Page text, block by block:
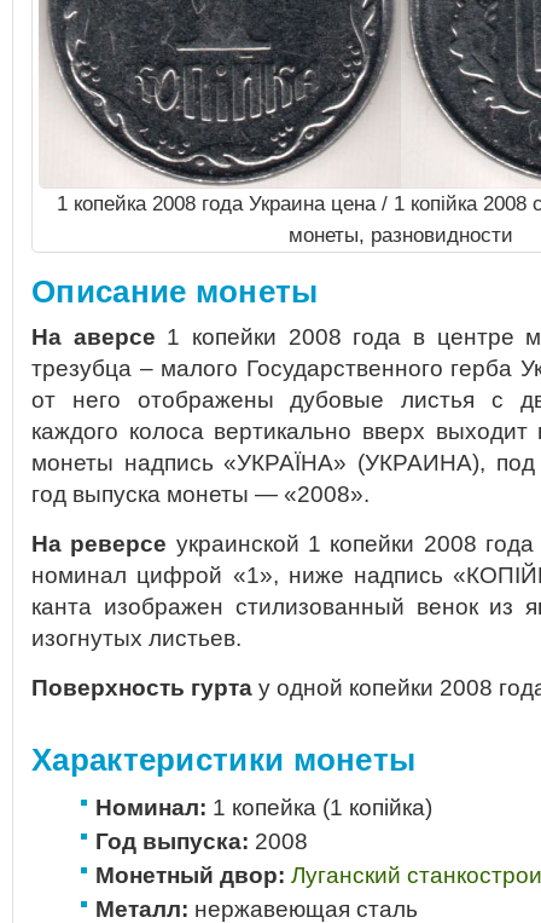
1 копейка 2008 года Украина цена / 1 копійка 2008
монеты, разновидности
Описание монеты
На аверсе 1 копейки 2008 года в центре
трезубца – малого Государственного герба
от него отображены дубовые листья с
каждого колоса вертикально вверх
монеты надпись «УКРАЇНА» (УКРАИНА), под
год выпуска монеты — «2008».
На реверсе украинской 1 копейки 2008
номинал цифрой «1», ниже надпись
канта изображен стилизованный венок из
изогнутых листьев.
Поверхность гурта у одной копейки 2008
Характеристики монеты
Номинал: 1 копейка (1 копійка)
Год выпуска: 2008
Монетный двор: Луганский
Металл: нержавеющая сталь